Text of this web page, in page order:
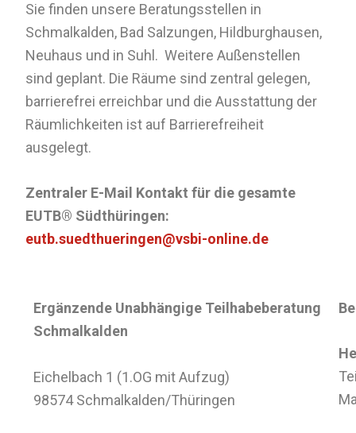
Sie finden unsere Beratungsstellen in
Schmalkalden, Bad Salzungen, Hildburghausen,
Neuhaus und in Suhl. Weitere Außenstellen
sind geplant. Die Räume sind zentral gelegen,
barrierefrei erreichbar und die Ausstattung der
Räumlichkeiten ist auf Barrierefreiheit
ausgelegt.
Zentraler E-Mail Kontakt für die gesamte
EUTB® Südthüringen:
eutb.suedthueringen@vsbi-online.de
Ergänzende Unabhängige Teilhabeberatung
Schmalkalden
Eichelbach 1 (1.OG mit Aufzug)
98574 Schmalkalden/Thüringen